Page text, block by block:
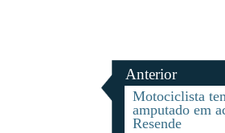
Anterior
Motociclista
amputado em
Resende